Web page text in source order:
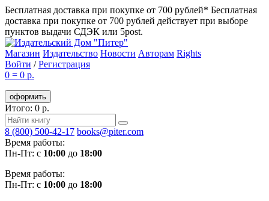
Бесплатная доставка при покупке от 700 рублей* Бесплатная
доставка при покупке от 700 рублей действует при выборе
пунктов выдачи СДЭК или 5post.
Магазин Издательство Новости Авторам Rights
Войти /Регистрация
0 = 0 р.
оформить
Итого: 0 р.
8 (800) 500-42-17 books@piter.com
Время работы:
Пн-Пт: с 10:00 до 18:00
Время работы:
Пн-Пт: с 10:00 до 18:00